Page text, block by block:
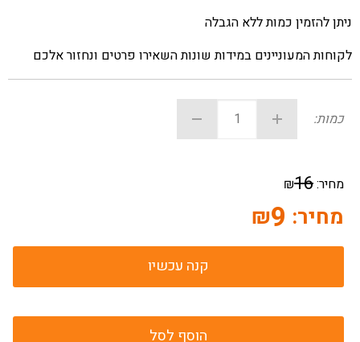
ניתן להזמין כמות ללא הגבלה
לקוחות המעוניינים במידות שונות השאירו פרטים ונחזור אלכם
כמות:
מחיר:16
₪
מחיר: 9
₪
קנה עכשיו
הוסף לסל